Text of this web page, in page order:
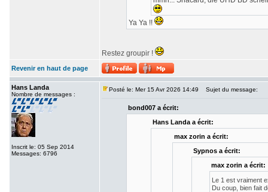
Ya Ya !!
Restez groupir !
Revenir en haut de page
Hans Landa
Nombre de messages :
Inscrit le: 05 Sep 2014
Messages: 6796
Posté le: Mer 15 Avr 2026 14:49 Sujet du message:
bond007 a écrit:
Hans Landa a écrit:
max zorin a écrit:
Sypnos a écrit:
max zorin a écrit:
Le 1 est vraiment
Du coup, bien fait